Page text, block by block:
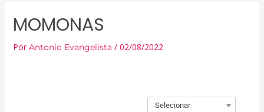
MOMONAS
Por Antonio Evangelista / 02/08/2022
Selecionar